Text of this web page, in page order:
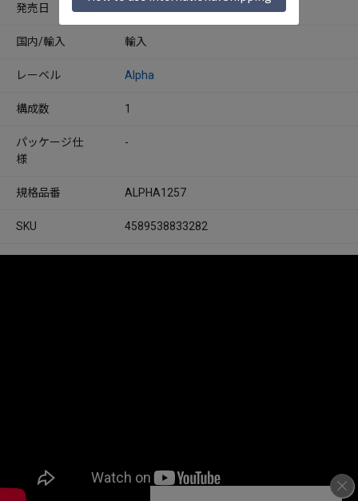
発売日
国内/輸入 輸入
レーベル Alpha
構成数 1
パッケージ仕
様
-
規格品番 ALPHA1257
SKU 4589538833282